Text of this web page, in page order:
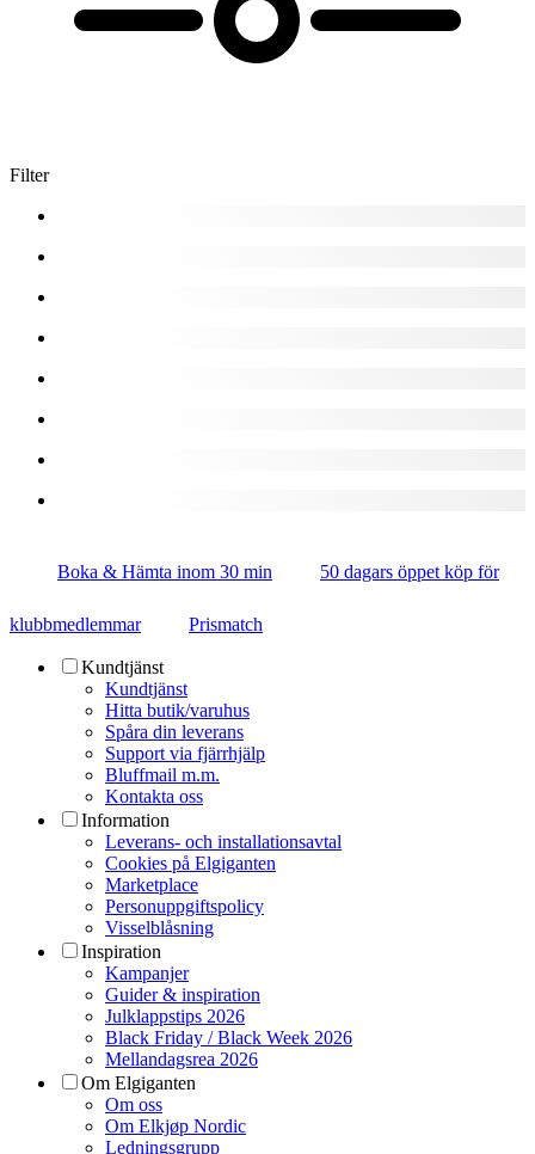
Filter
Boka & Hämta inom 30 min 50 dagars öppet köp för
klubbmedlemmar Prismatch
Kundtjänst
Kundtjänst
Hitta butik/varuhus
Spåra din leverans
Support via fjärrhjälp
Bluffmail m.m.
Kontakta oss
Information
Leverans- och installationsavtal
Cookies på Elgiganten
Marketplace
Personuppgiftspolicy
Visselblåsning
Inspiration
Kampanjer
Guider & inspiration
Julklappstips 2026
Black Friday / Black Week 2026
Mellandagsrea 2026
Om Elgiganten
Om oss
Om Elkjøp Nordic
Ledningsgrupp